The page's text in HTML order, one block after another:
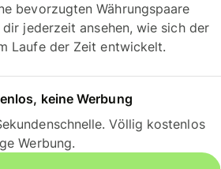
bevorzugten Währungspaare
jederzeit ansehen, wie sich der
Laufe der Zeit entwickelt.
keine Werbung
Völlig kostenlos
Werbung.